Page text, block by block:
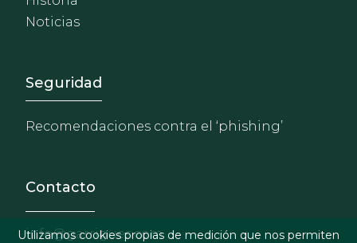
Noticias
Footer - Extranet y
Seguridad
Recomendaciones contra el ‘phishing’
Contacto
info@garrigues.com
Utilizamos cookies propias de medición que nos permiten